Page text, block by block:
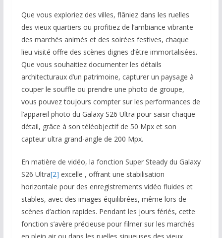
Que vous exploriez des villes, flâniez dans les ruelles
des vieux quartiers ou profitiez de l’ambiance vibrante
des marchés animés et des soirées festives, chaque
lieu visité offre des scènes dignes d’être immortalisées.
Que vous souhaitiez documenter les détails
architecturaux d’un patrimoine, capturer un paysage à
couper le souffle ou prendre une photo de groupe,
vous pouvez toujours compter sur les performances de
l’appareil photo du Galaxy S26 Ultra pour saisir chaque
détail, grâce à son téléobjectif de 50 Mpx et son
capteur ultra grand-angle de 200 Mpx.
En matière de vidéo, la fonction Super Steady du Galaxy
S26 Ultra[2] excelle , offrant une stabilisation
horizontale pour des enregistrements vidéo fluides et
stables, avec des images équilibrées, même lors de
scènes d’action rapides. Pendant les jours fériés, cette
fonction s’avère précieuse pour filmer sur les marchés